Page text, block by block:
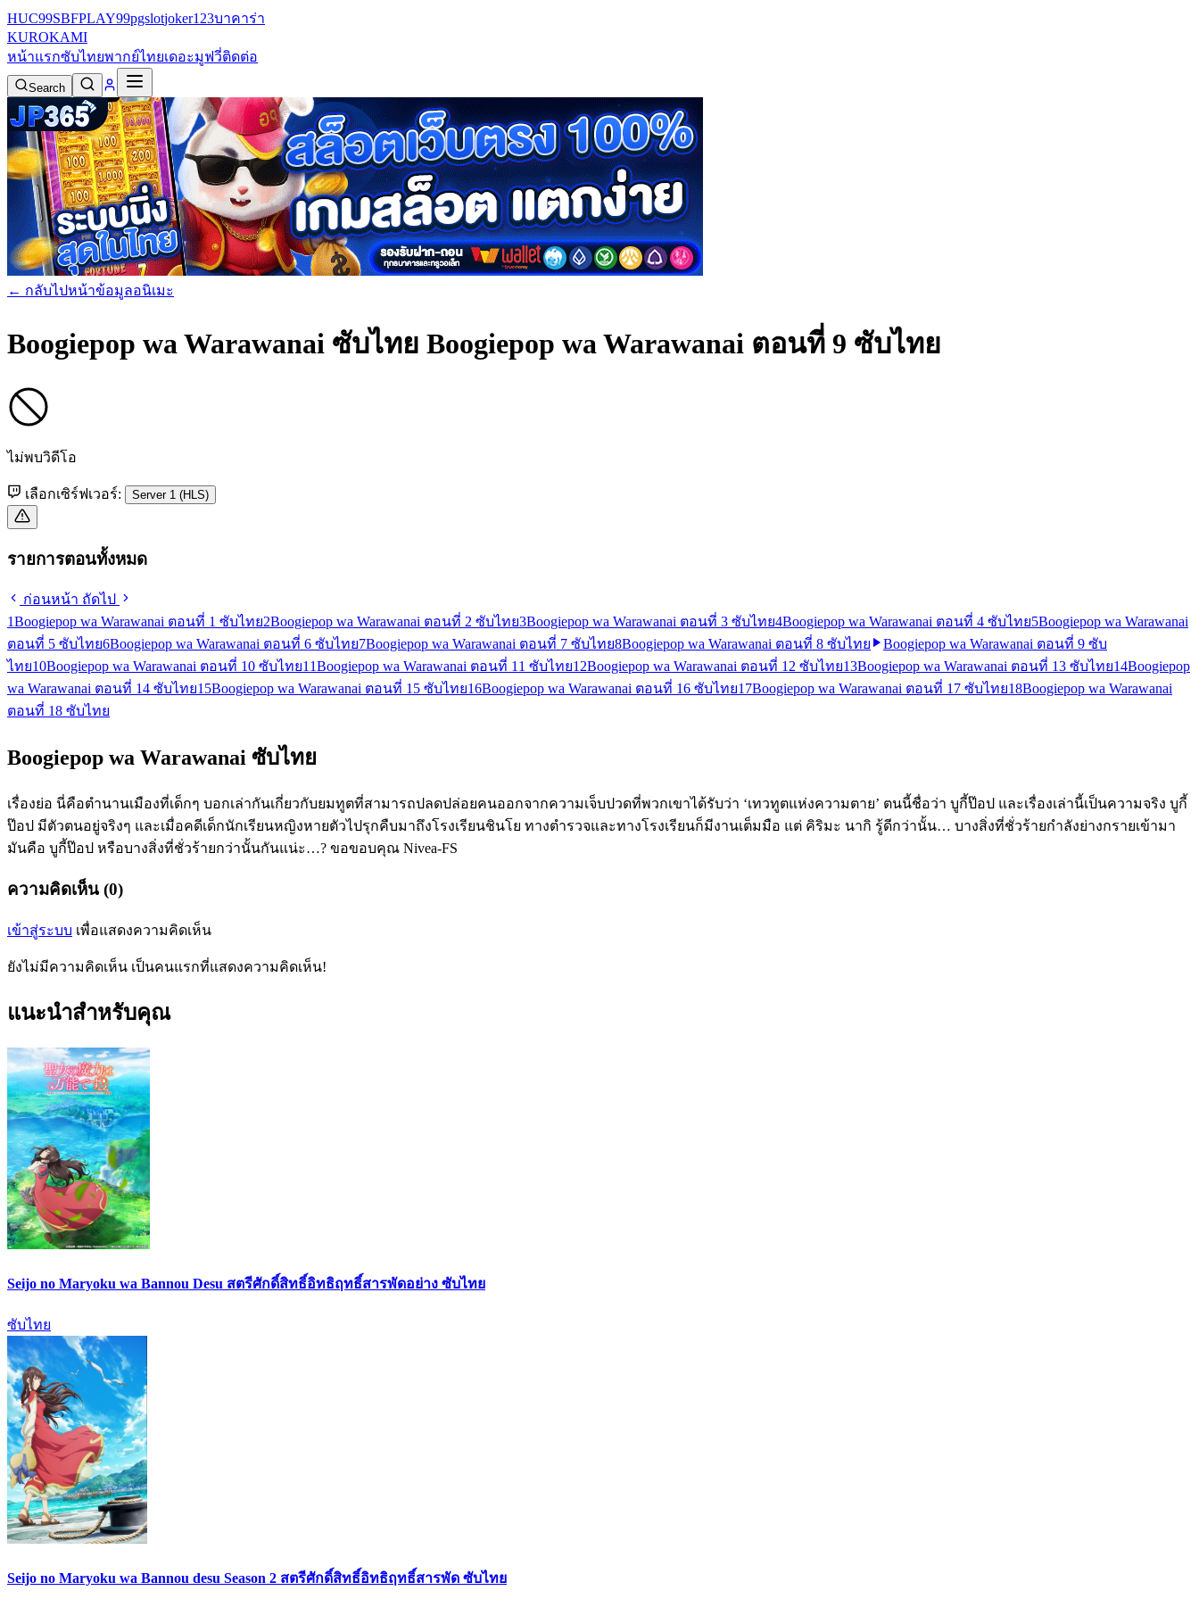
HUC99SBFPLAY99pgslotjoker123บาคาร่า
KUROKAMI
หน้าแรกซับไทยพากย์ไทยเดอะมูฟวี่ติดต่อ
Search
← กลับไปหน้าข้อมูลอนิเมะ
Boogiepop wa Warawanai ซับไทย Boogiepop wa Warawanai ตอนที่ 9 ซับไทย
ไม่พบวิดีโอ
เลือกเซิร์ฟเวอร์: Server 1 (HLS)
รายการตอนทั้งหมด
ก่อนหน้า ถัดไป
1Boogiepop wa Warawanai ตอนที่ 1 ซับไทย2Boogiepop wa Warawanai ตอนที่ 2 ซับไทย3Boogiepop wa Warawanai ตอนที่ 3 ซับไทย4Boogiepop wa Warawanai ตอนที่ 4 ซับไทย5Boogiepop wa Warawanai
ตอนที่ 5 ซับไทย6Boogiepop wa Warawanai ตอนที่ 6 ซับไทย7Boogiepop wa Warawanai ตอนที่ 7 ซับไทย8Boogiepop wa Warawanai ตอนที่ 8 ซับไทย
Boogiepop wa Warawanai ตอนที่ 9 ซับ
ไทย10Boogiepop wa Warawanai ตอนที่ 10 ซับไทย11Boogiepop wa Warawanai ตอนที่ 11 ซับไทย12Boogiepop wa Warawanai ตอนที่ 12 ซับไทย13Boogiepop wa Warawanai ตอนที่ 13 ซับไทย14Boogiepop
wa Warawanai ตอนที่ 14 ซับไทย15Boogiepop wa Warawanai ตอนที่ 15 ซับไทย16Boogiepop wa Warawanai ตอนที่ 16 ซับไทย17Boogiepop wa Warawanai ตอนที่ 17 ซับไทย18Boogiepop wa Warawanai
ตอนที่ 18 ซับไทย
Boogiepop wa Warawanai ซับไทย
เรื่องย่อ นี่คือตำนานเมืองที่เด็กๆ บอกเล่ากันเกี่ยวกับยมทูตที่สามารถปลดปล่อยคนออกจากความเจ็บปวดที่พวกเขาได้รับว่า ‘เทวทูตแห่งความตาย’ ตนนี้ชื่อว่า บูกี้ป๊อป และเรื่องเล่านี้เป็นความจริง บูกี้
ป๊อป มีตัวตนอยู่จริงๆ และเมื่อคดีเด็กนักเรียนหญิงหายตัวไปรุกคืบมาถึงโรงเรียนชินโย ทางตำรวจและทางโรงเรียนก็มีงานเต็มมือ แต่ คิริมะ นากิ รู้ดีกว่านั้น… บางสิ่งที่ชั่วร้ายกำลังย่างกรายเข้ามา
มันคือ บูกี้ป๊อป หรือบางสิ่งที่ชั่วร้ายกว่านั้นกันแน่ะ…? ขอขอบคุณ Nivea-FS
ความคิดเห็น (0)
เข้าสู่ระบบ เพื่อแสดงความคิดเห็น
ยังไม่มีความคิดเห็น เป็นคนแรกที่แสดงความคิดเห็น!
แนะนำสำหรับคุณ
Seijo no Maryoku wa Bannou Desu สตรีศักดิ์สิทธิ์อิทธิฤทธิ์สารพัดอย่าง ซับไทย
ซับไทย
Seijo no Maryoku wa Bannou desu Season 2 สตรีศักดิ์สิทธิ์อิทธิฤทธิ์สารพัด ซับไทย